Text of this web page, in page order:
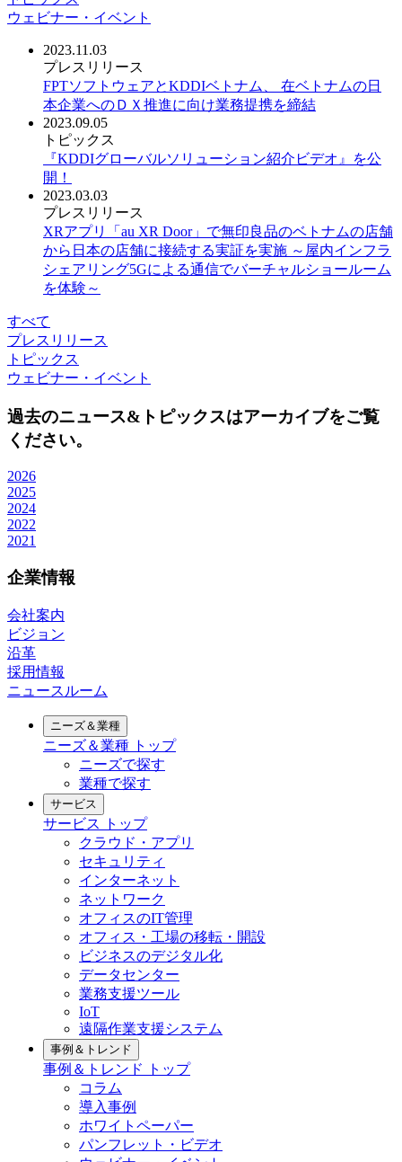
ウェビナー・イベント
2023.11.03
プレスリリース
FPTソフトウェアとKDDIベトナム、 在ベトナムの日
本企業へのＤＸ推進に向け業務提携を締結
2023.09.05
トピックス
『KDDIグローバルソリューション紹介ビデオ』を公
開！
2023.03.03
プレスリリース
XRアプリ「au XR Door」で無印良品のベトナムの店舗
から日本の店舗に接続する実証を実施 ～屋内インフラ
シェアリング5Gによる通信でバーチャルショールーム
を体験～
すべて
プレスリリース
トピックス
ウェビナー・イベント
過去のニュース&トピックスはアーカイブをご覧
ください。
2026
2025
2024
2022
2021
企業情報
会社案内
ビジョン
沿革
採用情報
ニュースルーム
ニーズ＆業種
ニーズ＆業種 トップ
ニーズで探す
業種で探す
サービス
サービス
トップ
クラウド・アプリ
セキュリティ
インターネット
ネットワーク
オフィスのIT管理
オフィス・工場の移転・開設
ビジネスのデジタル化
データセンター
業務支援ツール
IoT
遠隔作業支援システム
事例＆トレンド
事例＆トレンド
トップ
コラム
導入事例
ホワイトペーパー
パンフレット・ビデオ